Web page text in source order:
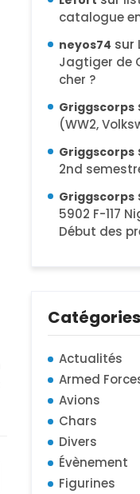
catalogue
neyos74 sur
Jagtiger de
cher ?
Griggscorps
(WW2,
Griggscorps
2nd
Griggscorps
5902 F-117
Début des
Catégories
Actualités
Armed
Avions
Chars
Divers
Évènement
Figurines